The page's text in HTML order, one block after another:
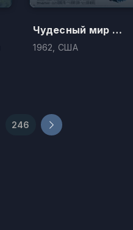
Чудесный мир братьев Гримм
1962, США
246